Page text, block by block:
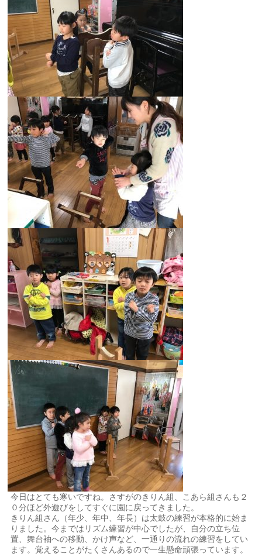
今日はとても寒いですね。さすがのきりん組、こあら組さんも２
０分ほど外遊びをしてすぐに園に戻ってきました。
きりん組さん（年少、年中、年長）は太鼓の練習が本格的に始ま
りました。今まではリズム練習が中心でしたが、自分の立ち位
置、舞台袖への移動、かけ声など、一通りの流れの練習をしてい
ます。覚えることがたくさんあるので一生懸命頑張っています。